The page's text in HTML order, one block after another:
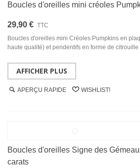
Boucles d'oreilles mini créoles
29,90 € TTC
Boucles d'oreilles mini Créoles Pumpkins en
haute qualité) et pendentifs en forme de
AFFICHER PLUS
APERÇU RAPIDE WISHLIST!
Boucles d'oreilles Signe des
carats